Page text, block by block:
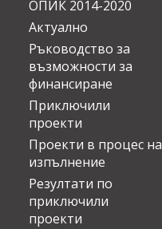
ОПИК 2014-2020
Актуално
Ръководство за
възможности за
финансиране
Приключили
проекти
Проекти в процес на
изпълнение
Резултати по
приключили
проекти